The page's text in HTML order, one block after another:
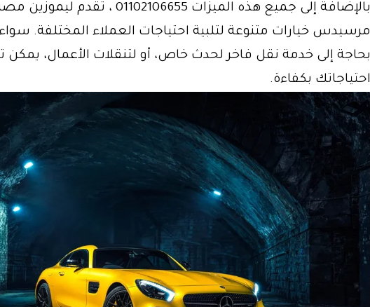
بالإضافة إلى جميع هذه الميزات 01102106655 ،
مرسيدس خيارات متنوعة لتلبية احتياجات العملاء المختلفة.
بحاجة إلى خدمة نقل فاخر لحدث خاص، أو لتنقلات الأعمال، يمكن
احتياجاتك بكفاءة.